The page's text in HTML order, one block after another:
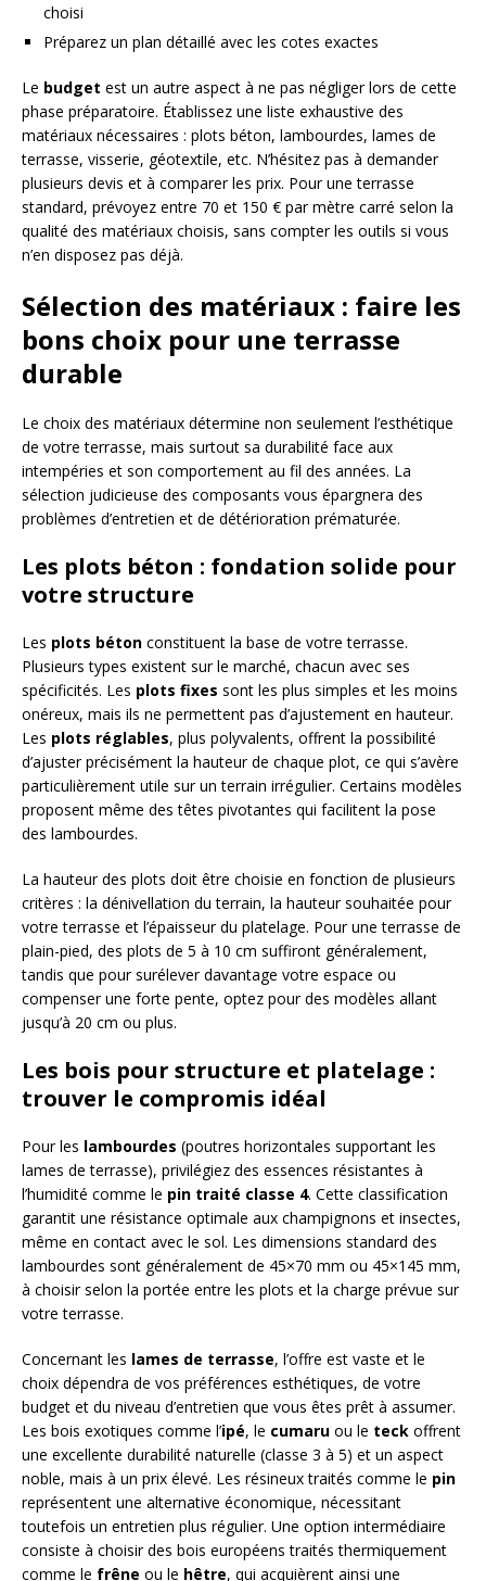
choisi
Préparez un plan détaillé avec les cotes exactes
Le budget est un autre aspect à ne pas négliger lors de cette
phase préparatoire. Établissez une liste exhaustive des
matériaux nécessaires : plots béton, lambourdes, lames de
terrasse, visserie, géotextile, etc. N’hésitez pas à demander
plusieurs devis et à comparer les prix. Pour une terrasse
standard, prévoyez entre 70 et 150 € par mètre carré selon la
qualité des matériaux choisis, sans compter les outils si vous
n’en disposez pas déjà.
Sélection des matériaux : faire les
bons choix pour une terrasse
durable
Le choix des matériaux détermine non seulement l’esthétique
de votre terrasse, mais surtout sa durabilité face aux
intempéries et son comportement au fil des années. La
sélection judicieuse des composants vous épargnera des
problèmes d’entretien et de détérioration prématurée.
Les plots béton : fondation solide pour
votre structure
Les plots béton constituent la base de votre terrasse.
Plusieurs types existent sur le marché, chacun avec ses
spécificités. Les plots fixes sont les plus simples et les moins
onéreux, mais ils ne permettent pas d’ajustement en hauteur.
Les plots réglables, plus polyvalents, offrent la possibilité
d’ajuster précisément la hauteur de chaque plot, ce qui s’avère
particulièrement utile sur un terrain irrégulier. Certains modèles
proposent même des têtes pivotantes qui facilitent la pose
des lambourdes.
La hauteur des plots doit être choisie en fonction de plusieurs
critères : la dénivellation du terrain, la hauteur souhaitée pour
votre terrasse et l’épaisseur du platelage. Pour une terrasse de
plain-pied, des plots de 5 à 10 cm suffiront généralement,
tandis que pour surélever davantage votre espace ou
compenser une forte pente, optez pour des modèles allant
jusqu’à 20 cm ou plus.
Les bois pour structure et platelage :
trouver le compromis idéal
Pour les lambourdes (poutres horizontales supportant les
lames de terrasse), privilégiez des essences résistantes à
l’humidité comme le pin traité classe 4. Cette classification
garantit une résistance optimale aux champignons et insectes,
même en contact avec le sol. Les dimensions standard des
lambourdes sont généralement de 45×70 mm ou 45×145 mm,
à choisir selon la portée entre les plots et la charge prévue sur
votre terrasse.
Concernant les lames de terrasse, l’offre est vaste et le
choix dépendra de vos préférences esthétiques, de votre
budget et du niveau d’entretien que vous êtes prêt à assumer.
Les bois exotiques comme l’ipé, le cumaru ou le teck offrent
une excellente durabilité naturelle (classe 3 à 5) et un aspect
noble, mais à un prix élevé. Les résineux traités comme le pin
représentent une alternative économique, nécessitant
toutefois un entretien plus régulier. Une option intermédiaire
consiste à choisir des bois européens traités thermiquement
comme le frêne ou le hêtre, qui acquièrent ainsi une